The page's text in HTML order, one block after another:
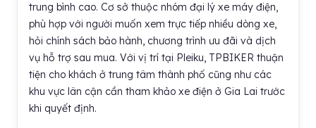
trung bình cao. Cơ sở thuộc nhóm đại lý xe máy điện,
phù hợp với người muốn xem trực tiếp nhiều dòng xe,
hỏi chính sách bảo hành, chương trình ưu đãi và dịch
vụ hỗ trợ sau mua. Với vị trí tại Pleiku, TPBIKER thuận
tiện cho khách ở trung tâm thành phố cũng như các
khu vực lân cận cần tham khảo xe điện ở Gia Lai trước
khi quyết định.